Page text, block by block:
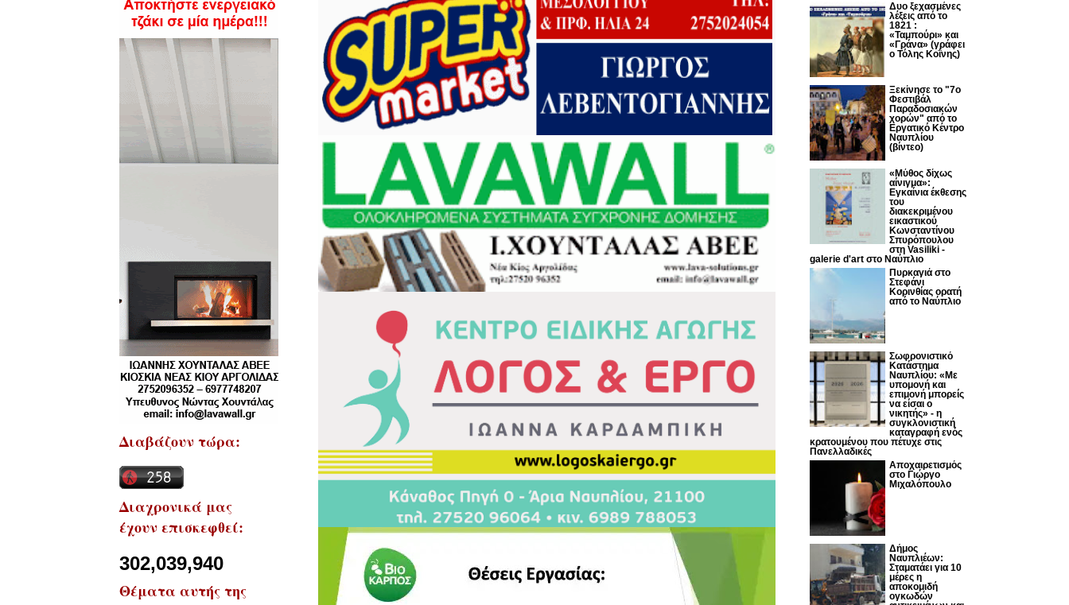
Διαβάζουν τώρα:
Διαχρονικά μας
έχουν επισκεφθεί:
302,039,940
Θέματα αυτής της
Δυο ξεχασμένες
λέξεις από το
1821 :
«Ταμπούρι» και
«Γράνα» (γράφει
ο Τόλης Κοΐνης)
Ξεκίνησε το "7ο
Φεστιβάλ
Παραδοσιακών
χορών" από το
Εργατικό Κέντρο
Ναυπλίου
(βίντεο)
«Μύθος δίχως
αίνιγμα»:
Εγκαίνια έκθεσης
του
διακεκριμένου
εικαστικού
Κωνσταντίνου
Σπυρόπουλου
στη Vasiliki -
galerie d'art στο Ναύπλιο
Πυρκαγιά στο
Στεφάνι
Κορινθίας ορατή
από το Ναύπλιο
Σωφρονιστικό
Κατάστημα
Ναυπλίου: «Με
υπομονή και
επιμονή μπορείς
να είσαι ο
νικητής» - η
συγκλονιστική
καταγραφή ενός
κρατουμένου που πέτυχε στις
Πανελλαδικές
Αποχαιρετισμός
στο Γιώργο
Μιχαλόπουλο
Δήμος
Ναυπλιέων:
Σταματάει για 10
μέρες η
αποκομιδή
ογκωδών